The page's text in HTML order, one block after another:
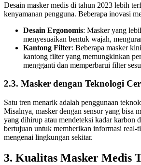
Desain masker medis di tahun 2023 lebih
kenyamanan pengguna. Beberapa inovasi
Desain Ergonomis: Masker yang
menyesuaikan bentuk wajah,
Kantong Filter: Beberapa masker
kantong filter yang memungkinkan
mengganti dan memperbarui filter
2.3. Masker dengan Teknologi
Satu tren menarik adalah penggunaan
Misalnya, masker dengan sensor yang bisa
yang dihirup atau mendeteksi kadar karbon
bertujuan untuk memberikan informasi real-
mengenai lingkungan sekitar.
3. Kualitas Masker Medis